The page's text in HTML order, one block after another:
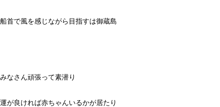
船首で風を感じながら目指すは御蔵島
みなさん頑張って素潜り
運が良ければ赤ちゃんいるかが居たり